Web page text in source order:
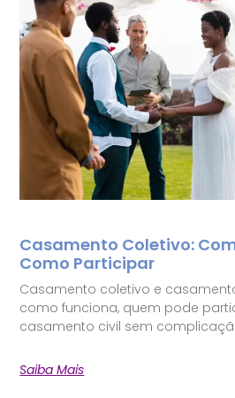
Casamento Coletivo:
Como Participar
Casamento coletivo e
como funciona, quem pode
casamento civil sem
Saiba Mais